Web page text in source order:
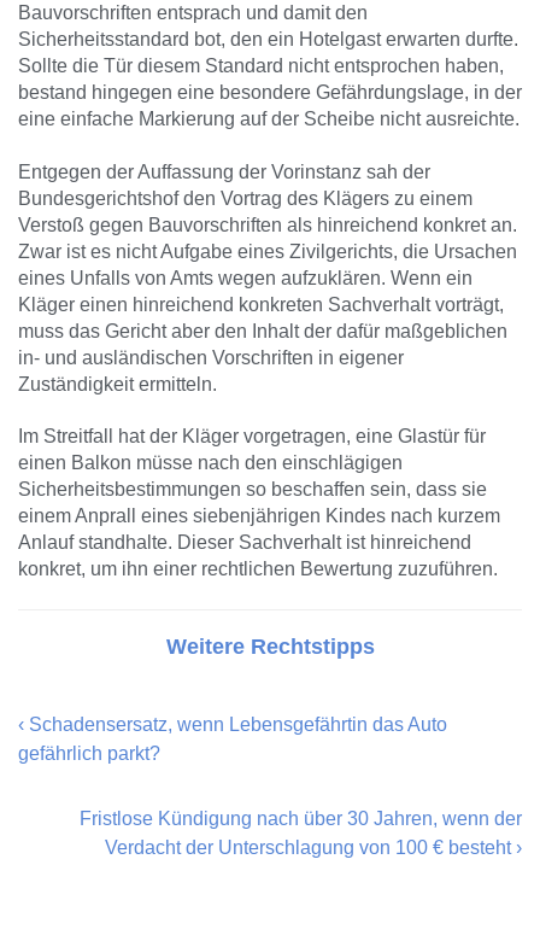
Bauvorschriften entsprach und damit den
Sicherheitsstandard bot, den ein Hotelgast erwarten durfte.
Sollte die Tür diesem Standard nicht entsprochen haben,
bestand hingegen eine besondere Gefährdungslage, in der
eine einfache Markierung auf der Scheibe nicht ausreichte.
Entgegen der Auffassung der Vorinstanz sah der
Bundesgerichtshof den Vortrag des Klägers zu einem
Verstoß gegen Bauvorschriften als hinreichend konkret an.
Zwar ist es nicht Aufgabe eines Zivilgerichts, die Ursachen
eines Unfalls von Amts wegen aufzuklären. Wenn ein
Kläger einen hinreichend konkreten Sachverhalt vorträgt,
muss das Gericht aber den Inhalt der dafür maßgeblichen
in- und ausländischen Vorschriften in eigener
Zuständigkeit ermitteln.
Im Streitfall hat der Kläger vorgetragen, eine Glastür für
einen Balkon müsse nach den einschlägigen
Sicherheitsbestimmungen so beschaffen sein, dass sie
einem Anprall eines siebenjährigen Kindes nach kurzem
Anlauf standhalte. Dieser Sachverhalt ist hinreichend
konkret, um ihn einer rechtlichen Bewertung zuzuführen.
Weitere Rechtstipps
‹ Schadensersatz, wenn Lebensgefährtin das Auto
gefährlich parkt?
Fristlose Kündigung nach über 30 Jahren, wenn der
Verdacht der Unterschlagung von 100 € besteht›